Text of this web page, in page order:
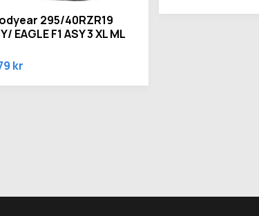
295/40RZR19
EAGLE F1 ASY 3 XL ML
kr